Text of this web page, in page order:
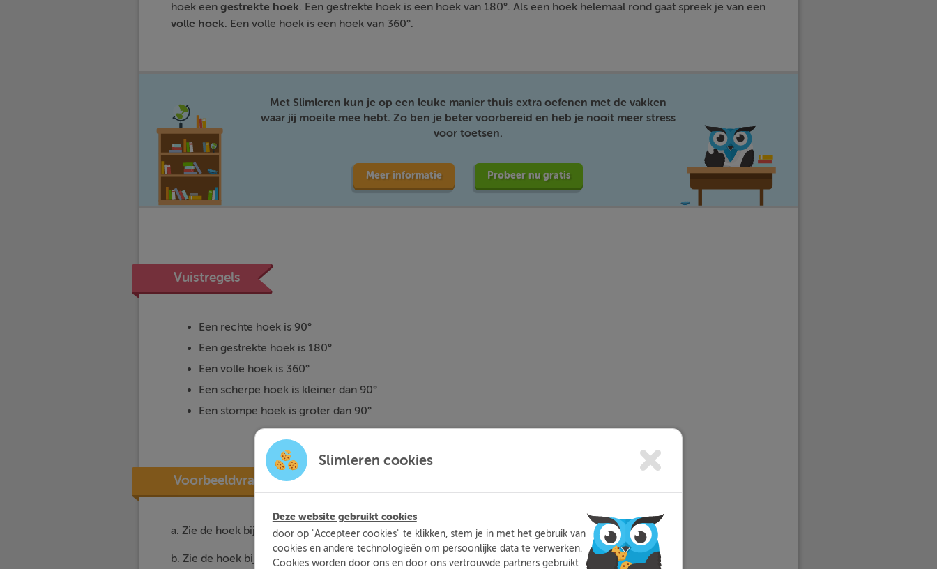
hoek een gestrekte hoek. Een gestrekte hoek is een hoek van 180°. Als een hoek helemaal rond gaat spreek je van een
volle hoek. Een volle hoek is een hoek van 360°.
Met Slimleren kun je op een leuke manier thuis extra oefenen met de vakken
waar jij moeite mee hebt. Zo ben je beter voorbereid en heb je nooit meer stress
voor toetsen.
Meer informatie Probeer nu gratis
Vuistregels
Een rechte hoek is 90°
Een gestrekte hoek is 180°
Een volle hoek is 360°
Een scherpe hoek is kleiner dan 90°
Een stompe hoek is groter dan 90°
Voorbeeldvraag
a. Zie de hoek bij vraag a. Is de hoek een stompe of scherpe hoek?
b. Zie de hoek bij vraag b. Is de hoek een stompe of scherpe hoek?
Slimleren cookies
Deze website gebruikt cookies
door op "Accepteer cookies" te klikken, stem je in met het gebruik van
cookies en andere technologieën om persoonlijke data te verwerken.
Cookies worden door ons en door ons vertrouwde partners gebruikt